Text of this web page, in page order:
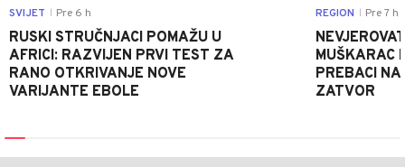
SVIJET Pre 6 h
RUSKI STRUČNJACI POMAŽU U
AFRICI: RAZVIJEN PRVI TEST ZA
RANO OTKRIVANJE NOVE
VARIJANTE EBOLE
REGION Pre 7 h
MUŠKARAC
PREBACI
ZATVOR